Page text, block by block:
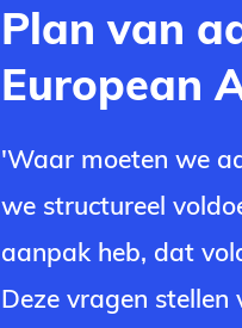
Plan van
European
'Waar moeten we
we structureel
aanpak heb, dat
Deze vragen